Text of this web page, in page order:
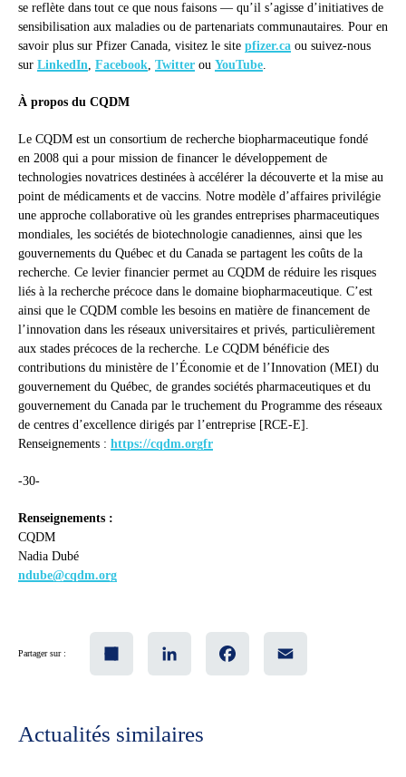
se reflète dans tout ce que nous faisons — qu’il s’agisse d’initiatives de
sensibilisation aux maladies ou de partenariats communautaires. Pour en
savoir plus sur Pfizer Canada, visitez le site pfizer.ca ou suivez-nous
sur LinkedIn, Facebook, Twitter ou YouTube.
À propos du CQDM
Le CQDM est un consortium de recherche biopharmaceutique fondé
en 2008 qui a pour mission de financer le développement de
technologies novatrices destinées à accélérer la découverte et la mise au
point de médicaments et de vaccins. Notre modèle d’affaires privilégie
une approche collaborative où les grandes entreprises pharmaceutiques
mondiales, les sociétés de biotechnologie canadiennes, ainsi que les
gouvernements du Québec et du Canada se partagent les coûts de la
recherche. Ce levier financier permet au CQDM de réduire les risques
liés à la recherche précoce dans le domaine biopharmaceutique. C’est
ainsi que le CQDM comble les besoins en matière de financement de
l’innovation dans les réseaux universitaires et privés, particulièrement
aux stades précoces de la recherche. Le CQDM bénéficie des
contributions du ministère de l’Économie et de l’Innovation (MEI) du
gouvernement du Québec, de grandes sociétés pharmaceutiques et du
gouvernement du Canada par le truchement du Programme des réseaux
de centres d’excellence dirigés par l’entreprise [RCE-E].
Renseignements : https://cqdm.orgfr
-30-
Renseignements :
CQDM
Nadia Dubé
ndube@cqdm.org
Partager sur :
Actualités similaires